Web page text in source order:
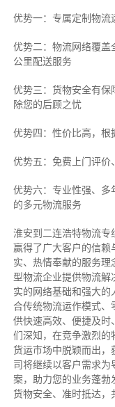
优势一：专属定制物流
优势二：物流网络覆盖
公里配送服务
优势三：货物安全有保
除您的后顾之忧
优势四：性价比高，根
优势五：免费上门评价
优势六：专业性强、多
的多元物流服务
淮安到二连浩特物流专
赢得了广大客户的信赖
实、热情奉献的服务
型物流企业提供物流解
实的网络基础和强大
合传统物流运作模式、
供快速高效、便捷及时
们深知，在竞争激烈的
货运市场中脱颖而出，
司将继续以客户需求为
案，助力您的业务蓬勃
货物安全、准时抵达，